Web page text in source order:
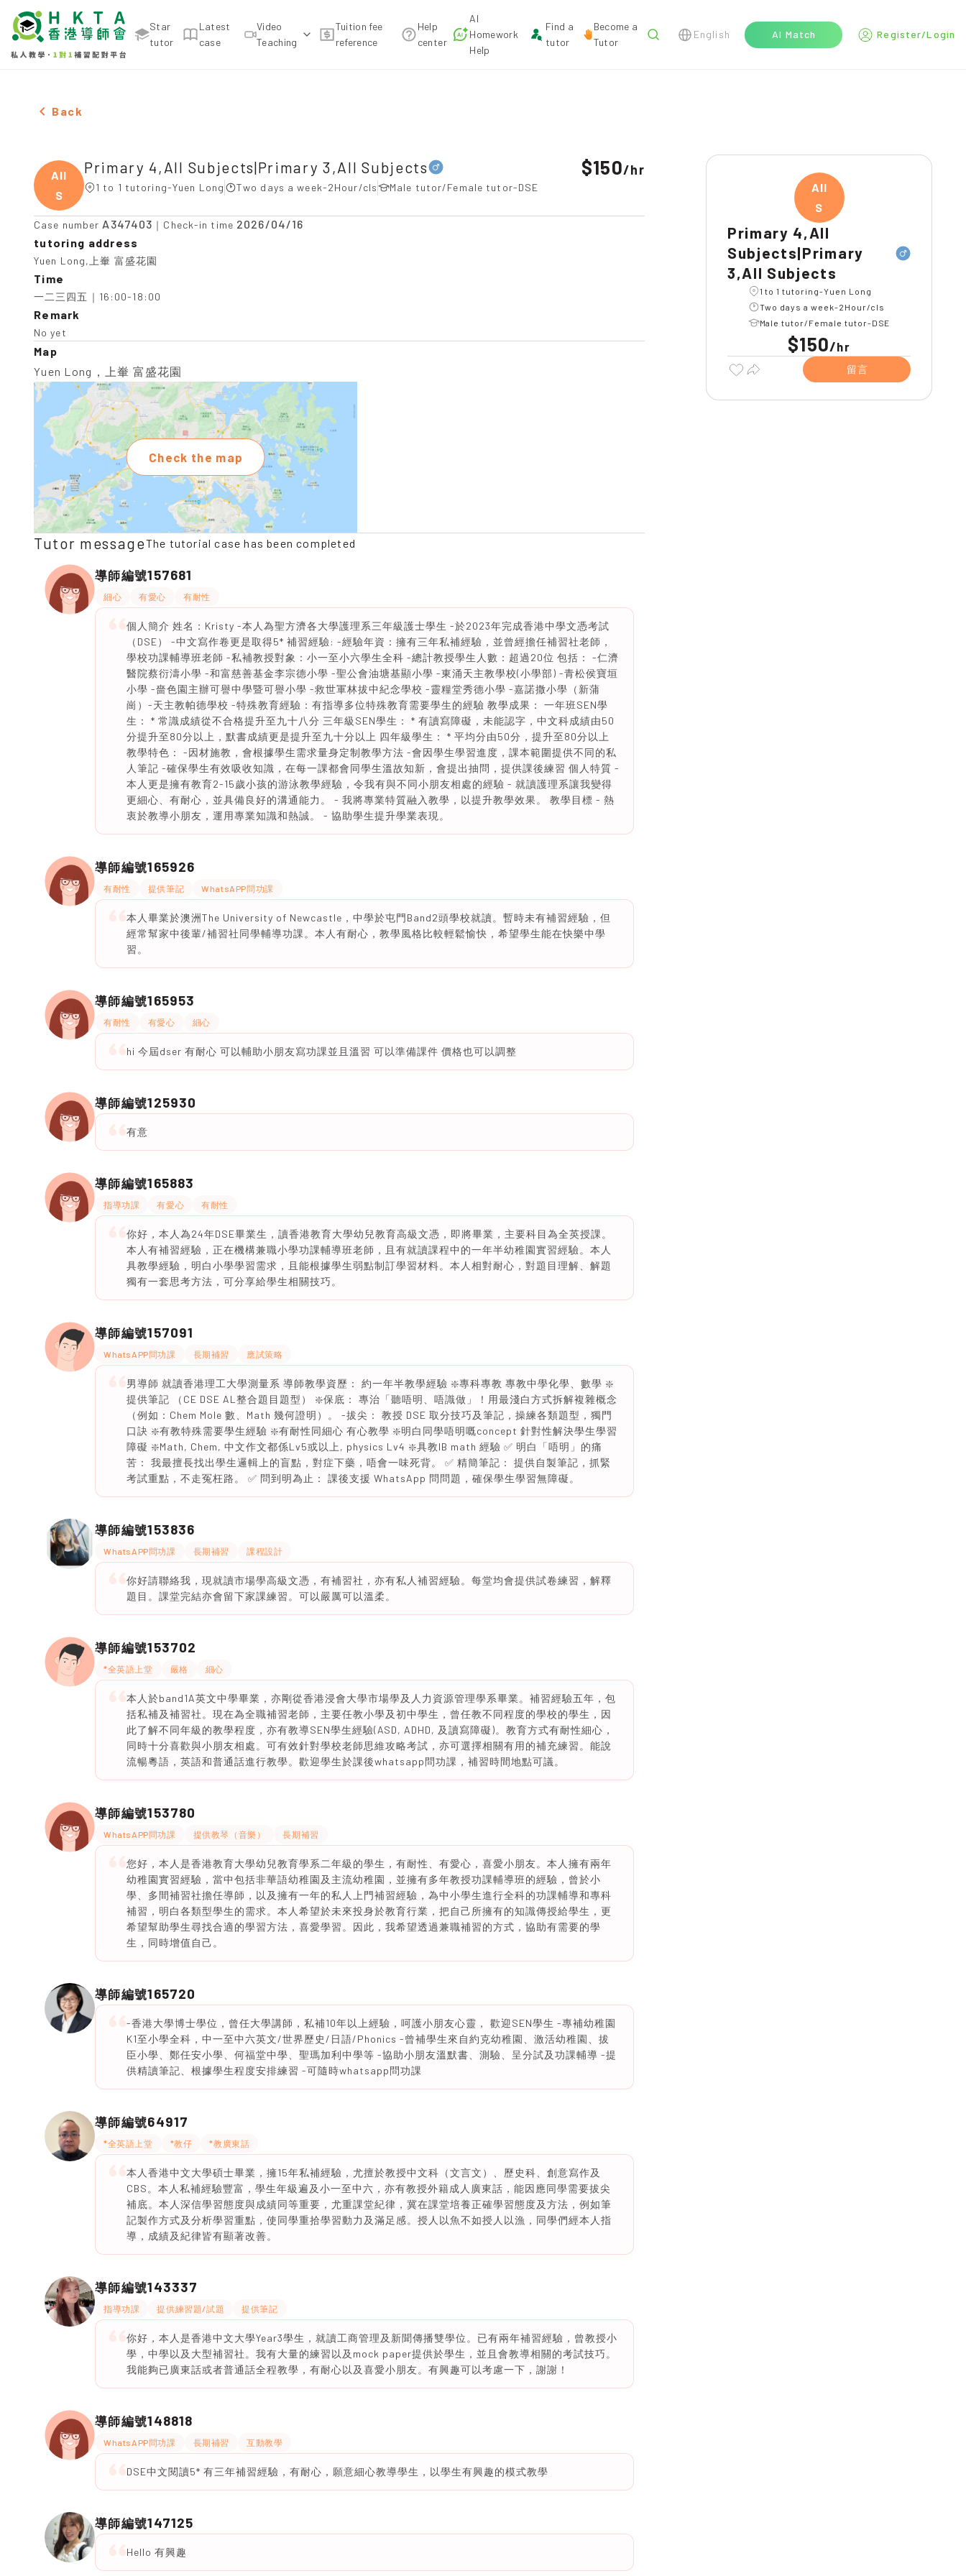
Star
tutor
Latest
case
Video
Teaching
Tuition fee
reference
Help
center
AI
Homework
Help
Find a
tutor
Become a
Tutor
English AI Match Register/Login
Two Males Primary 4,All Subjects|Primary 3,All Subjects，Yuen Long Tuition recommendation
Back
All
S
Primary 4,All Subjects|Primary 3,All Subjects
1 to 1 tutoring-Yuen Long Two days a week-2Hour/cls Male tutor/Female tutor-DSE
$150/hr
Case number A347403 ｜Check-in time 2026/04/16
tutoring address
Yuen Long,上輋 富盛花園
Time
一二三四五｜16:00-18:00
Remark
No yet
Map
Yuen Long，上輋 富盛花園
Check the map
Tutor messageThe tutorial case has been completed
導師編號157681
細心 有愛心 有耐性
個人簡介 姓名：Kristy -本人為聖方濟各大學護理系三年級護士學生 -於2023年完成香港中學文憑考試
（DSE） -中文寫作卷更是取得5* 補習經驗: -經驗年資：擁有三年私補經驗，並曾經擔任補習社老師，
學校功課輔導班老師 -私補教授對象：小一至小六學生全科 -總計教授學生人數：超過20位 包括： -仁濟
醫院蔡衍濤小學 -和富慈善基金李宗德小學 -聖公會油塘基顯小學 -東涌天主教學校(小學部) -青松侯寶垣
小學 -嗇色園主辦可譽中學暨可譽小學 -救世軍林拔中紀念學校 -靈糧堂秀德小學 -嘉諾撒小學（新蒲
崗）-天主教帕德學校 -特殊教育經驗：有指導多位特殊教育需要學生的經驗 教學成果： 一年班SEN學
生： * 常識成績從不合格提升至九十八分 三年級SEN學生： * 有讀寫障礙，未能認字，中文科成績由50
分提升至80分以上，默書成績更是提升至九十分以上 四年級學生： * 平均分由50分，提升至80分以上
教學特色： -因材施教，會根據學生需求量身定制教學方法 -會因學生學習進度，課本範圍提供不同的私
人筆記 -確保學生有效吸收知識，在每一課都會同學生溫故知新，會提出抽問，提供課後練習 個人特質 -
本人更是擁有教育2-15歲小孩的游泳教學經驗，令我有與不同小朋友相處的經驗 - 就讀護理系讓我變得
更細心、有耐心，並具備良好的溝通能力。 - 我將專業特質融入教學，以提升教學效果。 教學目標 - 熱
衷於教導小朋友，運用專業知識和熱誠。 - 協助學生提升學業表現。
導師編號165926
有耐性 提供筆記 WhatsAPP問功課
本人畢業於澳洲The University of Newcastle，中學於屯門Band2頭學校就讀。暫時未有補習經驗，但
經常幫家中後輩/補習社同學輔導功課。本人有耐心，教學風格比較輕鬆愉快，希望學生能在快樂中學
習。
導師編號165953
有耐性 有愛心 細心
hi 今屆dser 有耐心 可以輔助小朋友寫功課並且溫習 可以準備課件 價格也可以調整
導師編號125930
有意
導師編號165883
指導功課 有愛心 有耐性
你好，本人為24年DSE畢業生，讀香港教育大學幼兒教育高級文憑，即將畢業，主要科目為全英授課。
本人有補習經驗，正在機構兼職小學功課輔導班老師，且有就讀課程中的一年半幼稚園實習經驗。本人
具教學經驗，明白小學學習需求，且能根據學生弱點制訂學習材料。本人相對耐心，對題目理解、解題
獨有一套思考方法，可分享給學生相關技巧。
導師編號157091
WhatsAPP問功課 長期補習 應試策略
男導師 就讀香港理工大學測量系 導師教學資歷： 約一年半教學經驗 ❇️專科專教 專教中學化學、數學 ❇️
提供筆記 （CE DSE AL整合題目題型） ❇️保底： 專治「聽唔明、唔識做」！用最淺白方式拆解複雜概念
（例如：Chem Mole 數、Math 幾何證明）。 -拔尖： 教授 DSE 取分技巧及筆記，操練各類題型，獨門
口訣 ❇️有教特殊需要學生經驗 ❇️有耐性同細心 有心教學 ❇️明白同學唔明嘅concept 針對性解決學生學習
障礙 ❇️Math, Chem, 中文作文都係Lv5或以上, physics Lv4 ❇️具教IB math 經驗 ✅ 明白「唔明」的痛
苦： 我最擅長找出學生邏輯上的盲點，對症下藥，唔會一味死背。 ✅ 精簡筆記： 提供自製筆記，抓緊
考試重點，不走冤枉路。 ✅ 問到明為止： 課後支援 WhatsApp 問問題，確保學生學習無障礙。
導師編號153836
WhatsAPP問功課 長期補習 課程設計
你好請聯絡我，現就讀市場學高級文憑，有補習社，亦有私人補習經驗。每堂均會提供試卷練習，解釋
題目。課堂完結亦會留下家課練習。可以嚴厲可以溫柔。
導師編號153702
*全英語上堂 嚴格 細心
本人於band1A英文中學畢業，亦剛從香港浸會大學市場學及人力資源管理學系畢業。補習經驗五年，包
括私補及補習社。現在為全職補習老師，主要任教小學及初中學生，曾任教不同程度的學校的學生，因
此了解不同年級的教學程度，亦有教導SEN學生經驗(ASD, ADHD, 及讀寫障礙)。教育方式有耐性細心，
同時十分喜歡與小朋友相處。可有效針對學校老師思維攻略考試，亦可選擇相關有用的補充練習。能說
流暢粵語，英語和普通話進行教學。歡迎學生於課後whatsapp問功課，補習時間地點可議。
導師編號153780
WhatsAPP問功課 提供教琴（音樂） 長期補習
您好，本人是香港教育大學幼兒教育學系二年級的學生，有耐性、有愛心，喜愛小朋友。本人擁有兩年
幼稚園實習經驗，當中包括非華語幼稚園及主流幼稚園，並擁有多年教授功課輔導班的經驗，曾於小
學、多間補習社擔任導師，以及擁有一年的私人上門補習經驗，為中小學生進行全科的功課輔導和專科
補習，明白各類型學生的需求。本人希望於未來投身於教育行業，把自己所擁有的知識傳授給學生，更
希望幫助學生尋找合適的學習方法，喜愛學習。因此，我希望透過兼職補習的方式，協助有需要的學
生，同時增值自己。
導師編號165720
-香港大學博士學位，曾任大學講師，私補10年以上經驗，呵護小朋友心靈， 歡迎SEN學生 -專補幼稚園
K1至小學全科，中一至中六英文/世界歷史/日語/Phonics -曾補學生來自約克幼稚園、激活幼稚園、拔
臣小學、鄭任安小學、何福堂中學、聖瑪加利中學等 -協助小朋友溫默書、測驗、呈分試及功課輔導 -提
供精讀筆記、根據學生程度安排練習 -可隨時whatsapp問功課
導師編號64917
*全英語上堂 *教仔 *教廣東話
本人香港中文大學碩士畢業，擁15年私補經驗，尤擅於教授中文科（文言文）、歷史科、創意寫作及
CBS。本人私補經驗豐富，學生年級遍及小一至中六，亦有教授外籍成人廣東話，能因應同學需要拔尖
補底。本人深信學習態度與成績同等重要，尤重課堂紀律，冀在課堂培養正確學習態度及方法，例如筆
記製作方式及分析學習重點，使同學重拾學習動力及滿足感。授人以魚不如授人以漁，同學們經本人指
導，成績及紀律皆有顯著改善。
導師編號143337
指導功課 提供練習題/試題 提供筆記
你好，本人是香港中文大學Year3學生，就讀工商管理及新聞傳播雙學位。已有兩年補習經驗，曾教授小
學，中學以及大型補習社。我有大量的練習以及mock paper提供於學生，並且會教導相關的考試技巧。
我能夠已廣東話或者普通話全程教學，有耐心以及喜愛小朋友。有興趣可以考慮一下，謝謝！
導師編號148818
WhatsAPP問功課 長期補習 互動教學
DSE中文閱讀5* 有三年補習經驗，有耐心，願意細心教導學生，以學生有興趣的模式教學
導師編號147125
Hello 有興趣
All
S
Primary 4,All
Subjects|Primary
3,All Subjects
1 to 1 tutoring-Yuen Long
Two days a week-2Hour/cls
Male tutor/Female tutor-DSE
$150/hr
留言